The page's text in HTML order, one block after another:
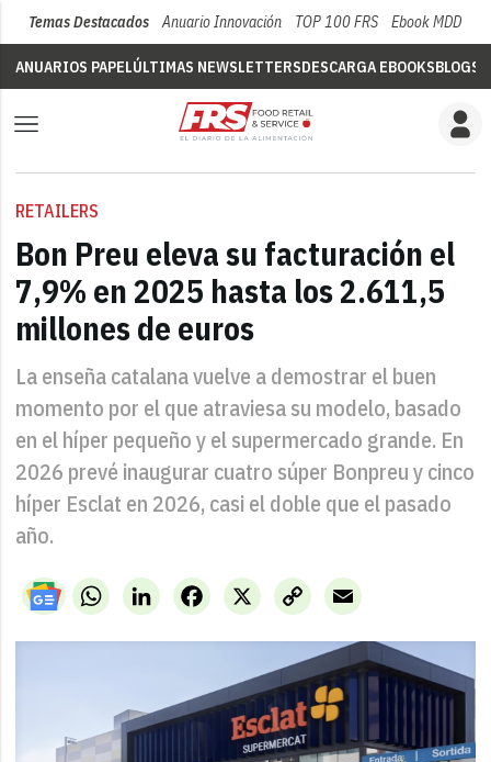
Temas Destacados Anuario Innovación TOP 100 FRS Ebook MDD
ANUARIOS PAPELÚLTIMAS NEWSLETTERSDESCARGA EBOOKSBLOGS
RETAILERS
Bon Preu eleva su facturación el
7,9% en 2025 hasta los 2.611,5
millones de euros
La enseña catalana vuelve a demostrar el buen
momento por el que atraviesa su modelo, basado
en el híper pequeño y el supermercado grande. En
2026 prevé inaugurar cuatro súper Bonpreu y cinco
híper Esclat en 2026, casi el doble que el pasado
año.
WhatsAppLinkedIn X
Facebook
Copy
Link
Email